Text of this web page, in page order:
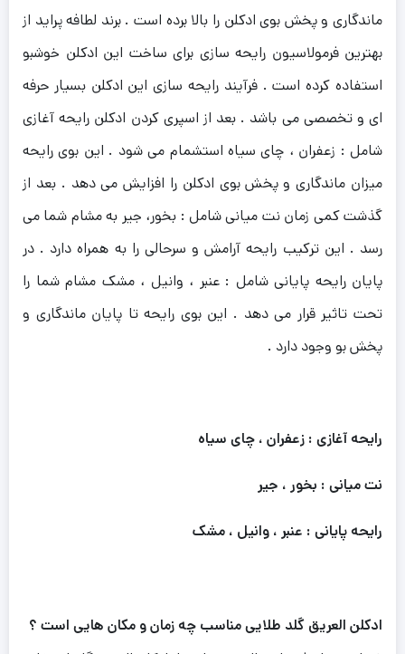
ماندگاری و پخش بوی ادکلن را بالا برده است . برند لطافه پراید از
بهترین فرمولاسیون رایحه سازی برای ساخت این ادکلن خوشبو
استفاده کرده است . فرآیند رایحه سازی این ادکلن بسیار حرفه
ای و تخصصی می باشد . بعد از اسپری کردن ادکلن رایحه آغازی
شامل : زعفران ، چای سیاه استشمام می شود . این بوی رایحه
میزان ماندگاری و پخش بوی ادکلن را افزایش می دهد . بعد از
گذشت کمی زمان نت میانی شامل : بخور، جیر به مشام شما می
رسد . این ترکیب رایحه آرامش و سرحالی را به همراه دارد . در
پایان رایحه پایانی شامل : عنبر ، وانیل ، مشک مشام شما را
تحت تاثیر قرار می دهد . این بوی رایحه تا پایان ماندگاری و
پخش بو وجود دارد .
رایحه آغازی : زعفران ، چای سیاه
نت میانی : بخور ، جیر
رایحه پایانی : عنبر ، وانیل ، مشک
ادکلن العریق گلد طلایی مناسب چه زمان و مکان هایی است ؟